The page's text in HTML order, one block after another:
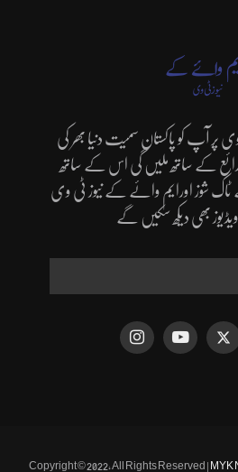
پر آپ کو پاکستان سمیت دنیا بھر کی
ذرائع کے ساتھ ملیں گی اس کے ساتھ
ٹاک شوز اورایم وائے کے نیوز ٹی وی
بھی دیکھ سکیں گے
Copyright © 2022, All Rights Reserved | MYK